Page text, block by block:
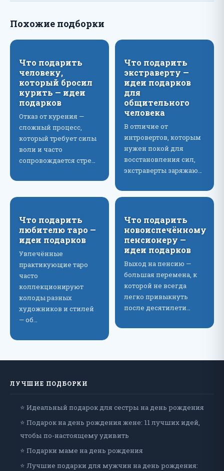
Похожие подборки
Что подарить
человеку,
который бросил
курить — идеи
подарков
Отказ от курения —
сложный процесс,
который требует силы
воли и часто
сопровождается стре…
Что подарить
экстраверту —
идеи подарков
для
общительного
человека
В отличие от
интровертов, которым
нужен покой для
восстановления сил,
экстраверты заряжаю…
Что подарить
любителю таро —
идеи подарков
Увлечённые
практикующие таро
часто
коллекционируют
колоды разных
художников и стилей
— об…
Что подарить
новоиспечённому
пенсионеру —
идеи подарков
Выход на пенсию —
большая перемена, к
которой не всегда
легко привыкнуть
после десятилети…
ЛУЧШИЕ ПОДБОРКИ
⭐ Идеальный подарок для сестры на день рождения
⭐ Подарок на день рождения жене: 11 лучших идей,
чтобы по-настоящему удивить
⭐ Подарки маме на день рождения
⭐ Лучшие подарки для мужчин на день рождения: